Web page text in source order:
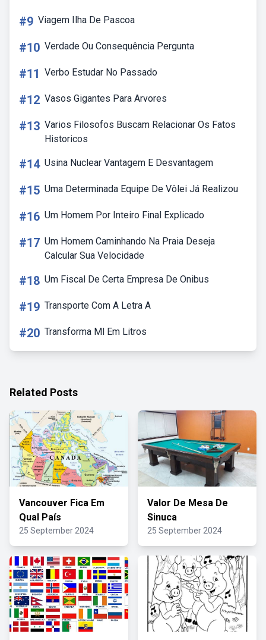
#9 Viagem Ilha De Pascoa
#10 Verdade Ou Consequência Pergunta
#11 Verbo Estudar No Passado
#12 Vasos Gigantes Para Arvores
#13 Varios Filosofos Buscam Relacionar Os Fatos
Historicos
#14 Usina Nuclear Vantagem E Desvantagem
#15 Uma Determinada Equipe De Vôlei Já Realizou
#16 Um Homem Por Inteiro Final Explicado
#17 Um Homem Caminhando Na Praia Deseja
Calcular Sua Velocidade
#18 Um Fiscal De Certa Empresa De Onibus
#19 Transporte Com A Letra A
#20 Transforma Ml Em Litros
Related Posts
Vancouver Fica Em
Qual País
25 September 2024
Valor De Mesa De
Sinuca
25 September 2024